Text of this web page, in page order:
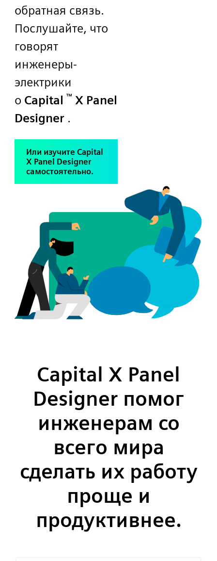
обратная связь.
Послушайте, что
говорят
инженеры-
электрики
о Capital ™ X Panel
Designer .
Или изучите Capital
X Panel Designer
самостоятельно.
Capital X Panel
Designer помог
инженерам со
всего мира
сделать их работу
проще и
продуктивнее.